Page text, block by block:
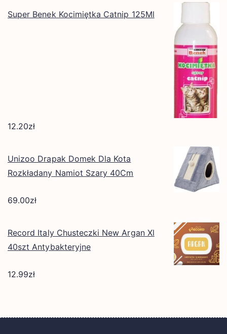
Super Benek Kocimiętka Catnip 125Ml
12.20zł
Unizoo Drapak Domek Dla Kota
Rozkładany Namiot Szary 40Cm
69.00zł
Record Italy Chusteczki New Argan Xl
40szt Antybakteryjne
12.99zł